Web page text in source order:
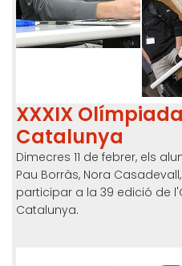
XXXIX
Catalunya
Dimecres 11 de febrer, els
Pau Borràs, Nora
participar a la 39 edició de
Catalunya.